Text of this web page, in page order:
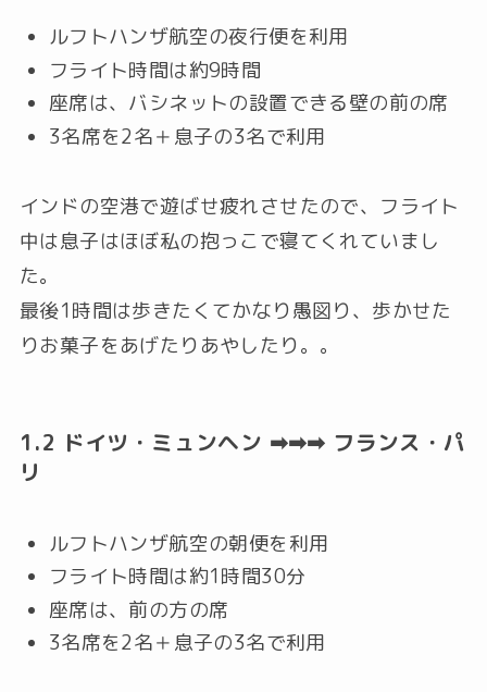
ルフトハンザ航空の夜行便を利用
フライト時間は約9時間
座席は、バシネットの設置できる壁の前の席
3名席を2名＋息子の3名で利用
インドの空港で遊ばせ疲れさせたので、フライト
中は息子はほぼ私の抱っこで寝てくれていまし
た。
最後1時間は歩きたくてかなり愚図り、歩かせた
りお菓子をあげたりあやしたり。。
1.2 ドイツ・ミュンヘン ➡➡➡ フランス・パ
リ
ルフトハンザ航空の朝便を利用
フライト時間は約1時間30分
座席は、前の方の席
3名席を2名＋息子の3名で利用